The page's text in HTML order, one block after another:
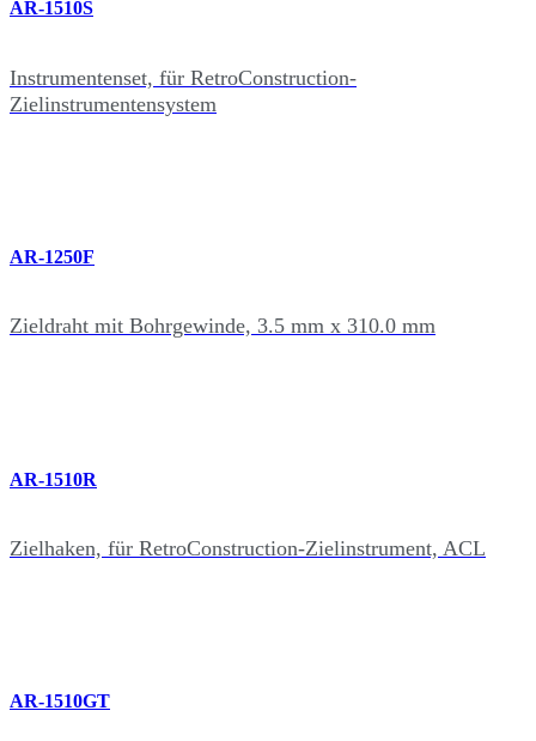
AR-1510S
Instrumentenset, für RetroConstruction-
Zielinstrumentensystem
AR-1250F
Zieldraht mit Bohrgewinde, 3.5 mm x 310.0 mm
AR-1510R
Zielhaken, für RetroConstruction-Zielinstrument, ACL
AR-1510GT